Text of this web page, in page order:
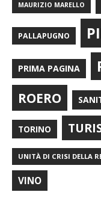
MAURIZIO MARELLO
PALLAPUGNO
PRIMA PAGINA
ROERO
TORINO
UNITÀ DI CRISI DELLA
VINO